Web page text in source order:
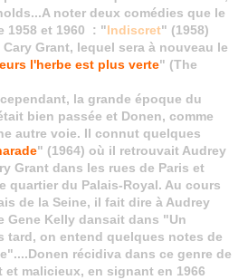
noter deux comédies que le
1958 et 1960 : "Indiscret" (1958)
Grant, lequel sera à nouveau le
l'herbe est plus verte" (The
la grande époque du
bien passée et Donen, comme
autre voie. Il connut quelques
" (1964) où il retrouvait Audrey
Grant dans les rues de Paris et
quartier du Palais-Royal. Au cours
de la Seine, il fait dire à Audrey
Gene Kelly dansait dans "Un
tard, on entend quelques notes de
récidiva dans ce genre de
malicieux, en signant en 1966